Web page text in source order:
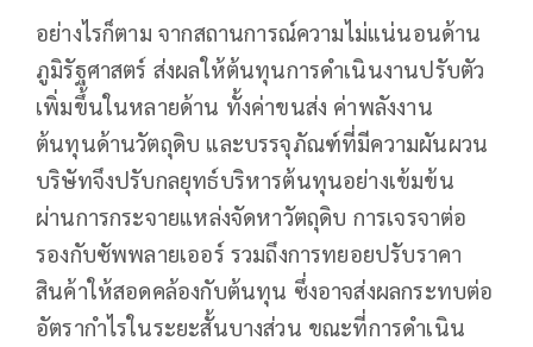
อย่างไรก็ตาม จากสถานการณ์ความไม่แน่นอนด้าน
ภูมิรัฐศาสตร์ ส่งผลให้ต้นทุนการดำเนินงานปรับตัว
เพิ่มขึ้นในหลายด้าน ทั้งค่าขนส่ง ค่าพลังงาน
ต้นทุนด้านวัตถุดิบ และบรรจุภัณฑ์ที่มีความผันผวน
บริษัทจึงปรับกลยุทธ์บริหารต้นทุนอย่างเข้มข้น
ผ่านการกระจายแหล่งจัดหาวัตถุดิบ การเจรจาต่อ
รองกับซัพพลายเออร์ รวมถึงการทยอยปรับราคา
สินค้าให้สอดคล้องกับต้นทุน ซึ่งอาจส่งผลกระทบต่อ
อัตรากำไรในระยะสั้นบางส่วน ขณะที่การดำเนิน